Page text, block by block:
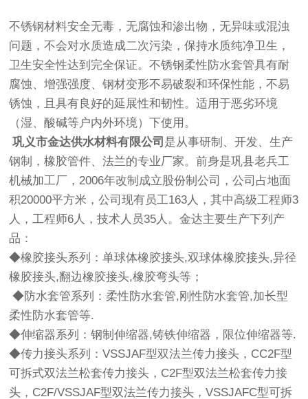
不锈钢材料安全无毒，无腐蚀和渗出物，无异味或混浊
问题，不会对水质造成二次污染，保持水质纯净卫生，
卫生安全性达到完全保证。不锈钢柔性防水套管具有耐
腐蚀、增强强度、钢材变形不易破裂和环保性能，不易
锈蚀，且具有良好的延展性和韧性。适用于恶劣环境
（湿、酸碱等户内外环境）下使用。
巩义市金达供水材料有限公司 是从事研制、开发、生产
钢制，橡胶管件、法兰的专业厂家。前身是巩县老兵工
机械加工厂，2006年改制成立股份制公司，公司占地面
积20000平方米，公司现有员工163人，其中高级工程师3
人，工程师6人，技术人员35人。金达主要生产下列产
品：
◆橡胶接头系列：单球体橡胶接头,双球体橡胶接头,异径
橡胶接头,翻边橡胶接头,橡胶弯头等；
◆防水套管系列：柔性防水套管,刚性防水套管,加长型
柔性防水套管等.
◆伸缩器系列：钢制伸缩器,铸铁伸缩器，限位伸缩器等.
◆传力接头系列：VSSJAF型双法兰传力接头，CC2F型
可拆式双法兰松套传力接头，C2F型双法兰松套传力接
头，C2F/VSSJAF型双法兰传力接头，VSSJAFC型可拆